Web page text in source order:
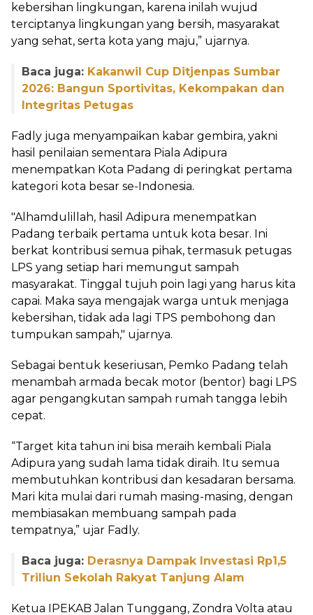
kebersihan lingkungan, karena inilah wujud
terciptanya lingkungan yang bersih, masyarakat
yang sehat, serta kota yang maju,” ujarnya.
Baca juga: Kakanwil Cup Ditjenpas Sumbar
2026: Bangun Sportivitas, Kekompakan dan
Integritas Petugas
Fadly juga menyampaikan kabar gembira, yakni
hasil penilaian sementara Piala Adipura
menempatkan Kota Padang di peringkat pertama
kategori kota besar se-Indonesia.
"Alhamdulillah, hasil Adipura menempatkan
Padang terbaik pertama untuk kota besar. Ini
berkat kontribusi semua pihak, termasuk petugas
LPS yang setiap hari memungut sampah
masyarakat. Tinggal tujuh poin lagi yang harus kita
capai. Maka saya mengajak warga untuk menjaga
kebersihan, tidak ada lagi TPS pembohong dan
tumpukan sampah," ujarnya.
Sebagai bentuk keseriusan, Pemko Padang telah
menambah armada becak motor (bentor) bagi LPS
agar pengangkutan sampah rumah tangga lebih
cepat.
“Target kita tahun ini bisa meraih kembali Piala
Adipura yang sudah lama tidak diraih. Itu semua
membutuhkan kontribusi dan kesadaran bersama.
Mari kita mulai dari rumah masing-masing, dengan
membiasakan membuang sampah pada
tempatnya,” ujar Fadly.
Baca juga: Derasnya Dampak Investasi Rp1,5
Triliun Sekolah Rakyat Tanjung Alam
Ketua IPEKAB Jalan Tunggang, Zondra Volta atau